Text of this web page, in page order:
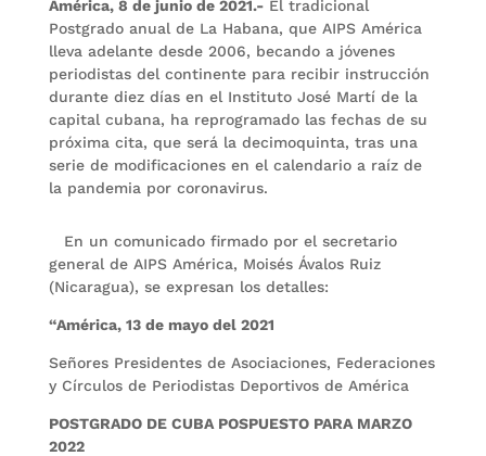
América, 8 de junio de 2021.-El tradicional
Postgrado anual de La Habana, que AIPS América
lleva adelante desde 2006, becando a jóvenes
periodistas del continente para recibir instrucción
durante diez días en el Instituto José Martí de la
capital cubana, ha reprogramado las fechas de su
próxima cita, que será la decimoquinta, tras una
serie de modificaciones en el calendario a raíz de
la pandemia por coronavirus.
En un comunicado firmado por el secretario
general de AIPS América, Moisés Ávalos Ruiz
(Nicaragua), se expresan los detalles:
“América, 13 de mayo del 2021
Señores Presidentes de Asociaciones, Federaciones
y Círculos de Periodistas Deportivos de América
POSTGRADO DE CUBA POSPUESTO PARA MARZO
2022